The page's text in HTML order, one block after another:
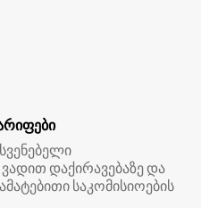
დაქირავებაზე და
საკომისიოების